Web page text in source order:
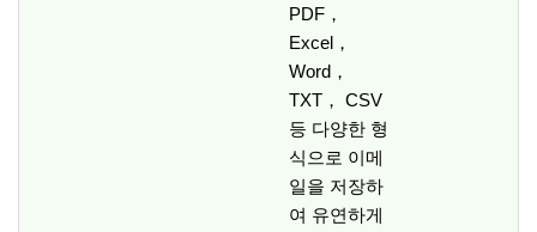
PDF，
Excel，
Word，
TXT， CSV
등 다양한 형
식으로 이메
일을 저장하
여 유연하게